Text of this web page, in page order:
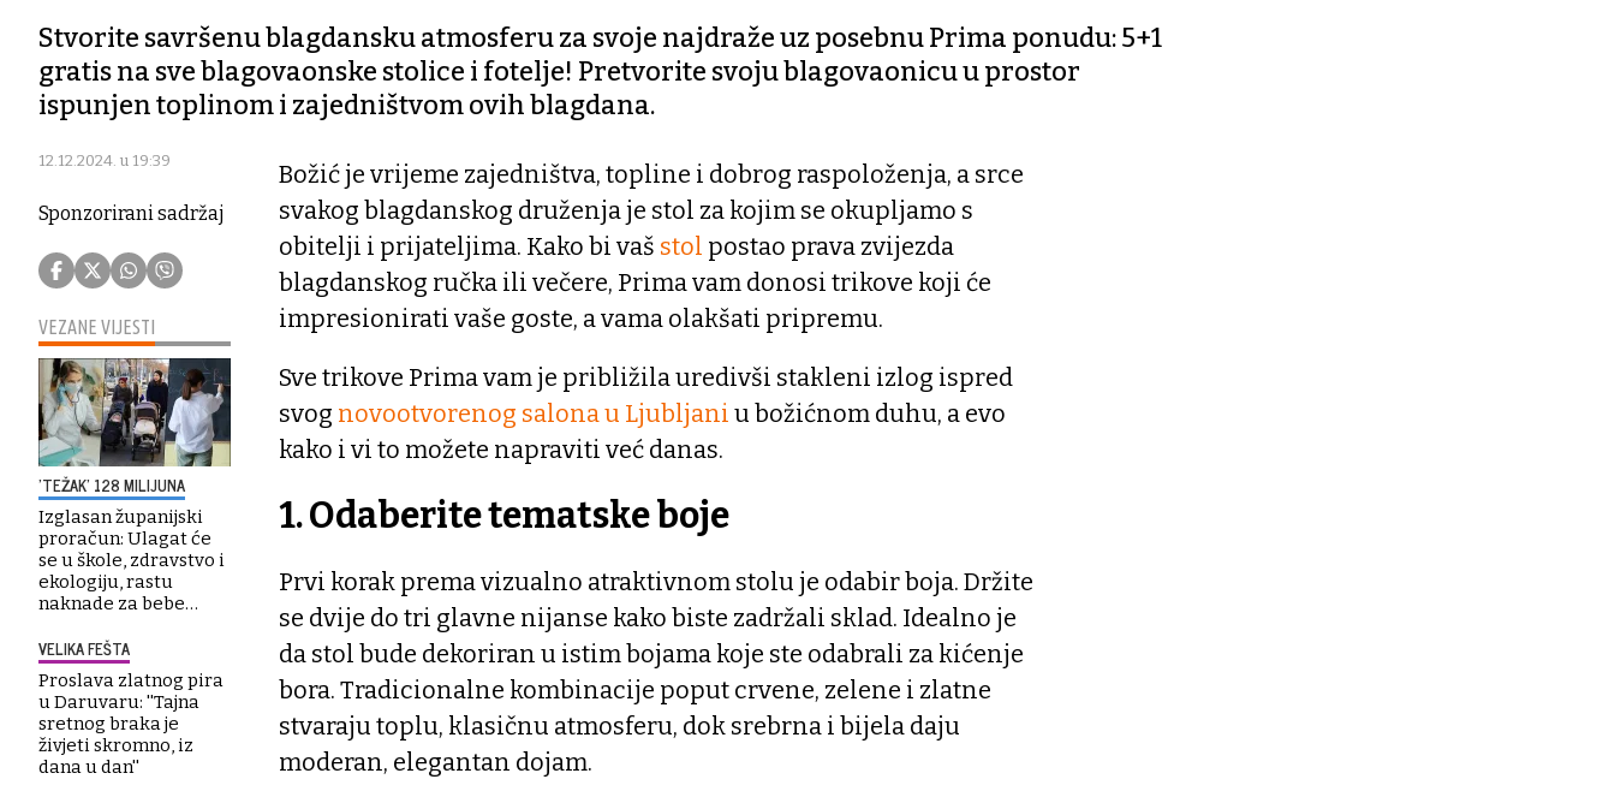
Stvorite savršenu blagdansku atmosferu za svoje najdraže uz posebnu Prima ponudu: 5+1
gratis na sve blagovaonske stolice i fotelje! Pretvorite svoju blagovaonicu u prostor
ispunjen toplinom i zajedništvom ovih blagdana.
12.12.2024. u 19:39
Sponzorirani sadržaj
VEZANE VIJESTI
'TEŽAK' 128 MILIJUNA
Izglasan županijski
proračun: Ulagat će
se u škole, zdravstvo i
ekologiju, rastu
naknade za bebe…
VELIKA FEŠTA
Proslava zlatnog pira
u Daruvaru: ''Tajna
sretnog braka je
živjeti skromno, iz
dana u dan''
Božić je vrijeme zajedništva, topline i dobrog raspoloženja, a srce
svakog blagdanskog druženja je stol za kojim se okupljamo s
obitelji i prijateljima. Kako bi vaš stol postao prava zvijezda
blagdanskog ručka ili večere, Prima vam donosi trikove koji će
impresionirati vaše goste, a vama olakšati pripremu.
Sve trikove Prima vam je približila uredivši stakleni izlog ispred
svog novootvorenog salona u Ljubljani u božićnom duhu, a evo
kako i vi to možete napraviti već danas.
1. Odaberite tematske boje
Prvi korak prema vizualno atraktivnom stolu je odabir boja. Držite
se dvije do tri glavne nijanse kako biste zadržali sklad. Idealno je
da stol bude dekoriran u istim bojama koje ste odabrali za kićenje
bora. Tradicionalne kombinacije poput crvene, zelene i zlatne
stvaraju toplu, klasičnu atmosferu, dok srebrna i bijela daju
moderan, elegantan dojam.